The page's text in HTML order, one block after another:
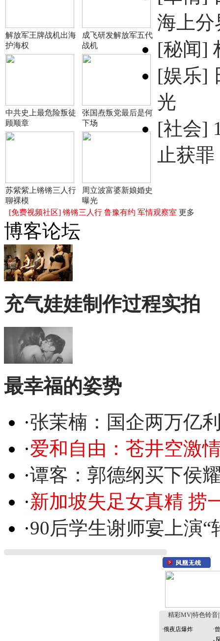
解放军王牌战机出海
护海权
成飞研发解放军五代
战机
中共史上最危险叛徒
顾顺章
张国焘叛党最后是何
下场
苏紫紫上锵锵三人行
聊裸模
周立波富婆新娘婚史
曝光
海上分
[秘闻]
[娱乐]
光
[社会]
止获罪
[免费视频社区] 锵锵三人行 鲁豫有约 军情观察室 更多
博客论坛
充气娃娃制作过程实拍
最幸福的姿势
·张茉楠：国企两万亿
·爱和自由：苍井空激
·谭客：郭德纲买下侯
·新加坡失足女真精 捞
·90后学生谢师宴上演“
精彩MV 特色铃音
·俄夜店爆炸 ·